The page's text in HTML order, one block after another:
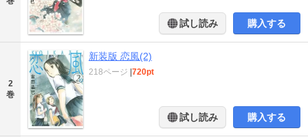
試し読み 購入する
2
巻
新装版 恋風(2)
218ページ 720pt
試し読み 購入する